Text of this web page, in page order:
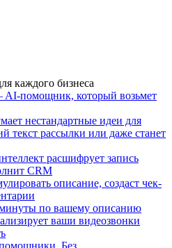
каждого бизнеса
помощник, который возьмет
нестандартные идеи для
текст рассылки или даже станет
расшифрует запись
CRM
описание, создаст чек-
минуты по вашему описанию
ваши видеозвонки